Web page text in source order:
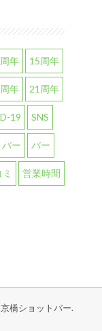
年 15周年
年 21周年
19 SNS
ー バー
営業時間
橋ショットバー.